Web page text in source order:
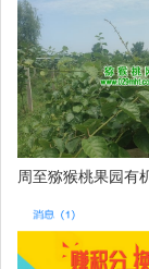
周至猕猴桃果园有
活动